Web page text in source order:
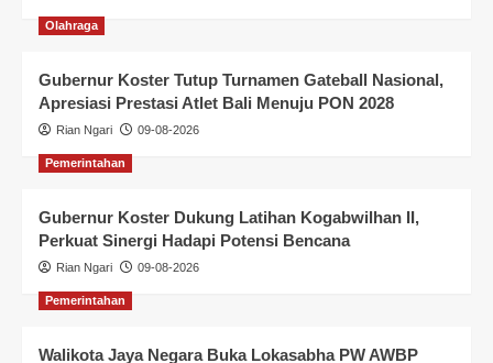
Olahraga
Gubernur Koster Tutup Turnamen Gateball Nasional,
Apresiasi Prestasi Atlet Bali Menuju PON 2028
Rian Ngari 09-08-2026
Pemerintahan
Gubernur Koster Dukung Latihan Kogabwilhan II,
Perkuat Sinergi Hadapi Potensi Bencana
Rian Ngari 09-08-2026
Pemerintahan
Walikota Jaya Negara Buka Lokasabha PW AWBP